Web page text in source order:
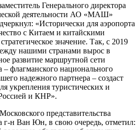
Генерального директора
деятельности АО «МАШ»
«Исторически для аэропорта
с Китаем и китайскими
значение. Так, с 2019
нашими странами вырос в
развитие маршрутной сети
флагманского национального
надежного партнера – создаст
укрепления туристических и
и КНР».
представительства
г-н Ван Юн, в свою очередь, отметил: